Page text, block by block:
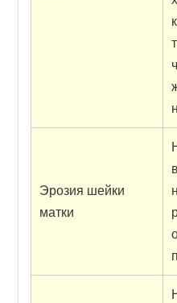
Эрозия шейки
матки